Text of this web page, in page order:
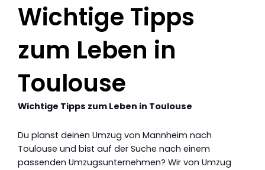
Wichtige Tipps
zum Leben in
Toulouse
Wichtige Tipps zum Leben in Toulouse
Du planst deinen Umzug von Mannheim nach
Toulouse und bist auf der Suche nach einem
passenden Umzugsunternehmen? Wir von Umzug